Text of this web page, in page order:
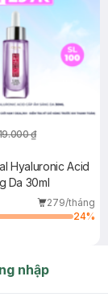
₫
Hyaluronic Acid
Da 30ml
279/tháng
24%
nhập